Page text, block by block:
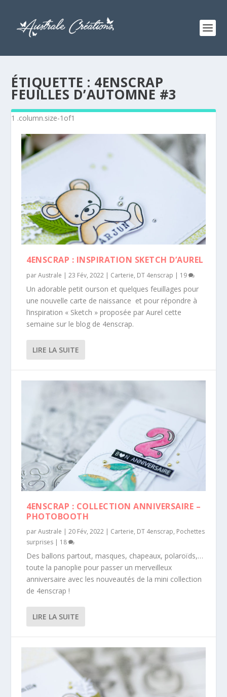
ÉTIQUETTE : 4ENSCRAP
FEUILLES D’AUTOMNE #3
4ENSCRAP : INSPIRATION SKETCH D’AUREL
parAustrale |23 Fév, 2022 | Carterie, DT 4enscrap | 19
Un adorable petit ourson et quelques feuillages pour
une nouvelle carte de naissance et pour répondre à
l’inspiration « Sketch » proposée par Aurel cette
semaine sur le blog de 4enscrap.
LIRE LA SUITE
4ENSCRAP : COLLECTION ANNIVERSAIRE –
PHOTOBOOTH
parAustrale |20 Fév, 2022 | Carterie, DT 4enscrap, Pochettes
surprises | 18
Des ballons partout, masques, chapeaux, polaroïds,…
toute la panoplie pour passer un merveilleux
anniversaire avec les nouveautés de la mini collection
de 4enscrap !
LIRE LA SUITE